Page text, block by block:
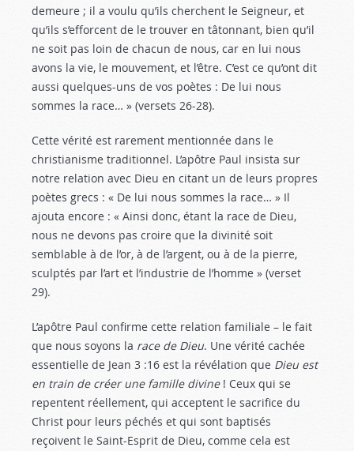
demeure ; il a voulu qu’ils cherchent le Seigneur, et
qu’ils s’efforcent de le trouver en tâtonnant, bien qu’il
ne soit pas loin de chacun de nous, car en lui nous
avons la vie, le mouvement, et l’être. C’est ce qu’ont dit
aussi quelques-uns de vos poètes : De lui nous
sommes la race… » (versets 26-28).
Cette vérité est rarement mentionnée dans le
christianisme traditionnel. L’apôtre Paul insista sur
notre relation avec Dieu en citant un de leurs propres
poètes grecs : « De lui nous sommes la race… » Il
ajouta encore : « Ainsi donc, étant la race de Dieu,
nous ne devons pas croire que la divinité soit
semblable à de l’or, à de l’argent, ou à de la pierre,
sculptés par l’art et l’industrie de l’homme » (verset
29).
L’apôtre Paul confirme cette relation familiale – le fait
que nous soyons la race de Dieu. Une vérité cachée
essentielle de Jean 3 :16 est la révélation que Dieu est
en train de créer une famille divine ! Ceux qui se
repentent réellement, qui acceptent le sacrifice du
Christ pour leurs péchés et qui sont baptisés
reçoivent le Saint-Esprit de Dieu, comme cela est